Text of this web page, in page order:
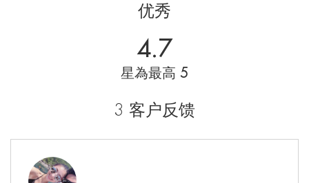
优秀
4.7
星為最高 5
3 客户反馈